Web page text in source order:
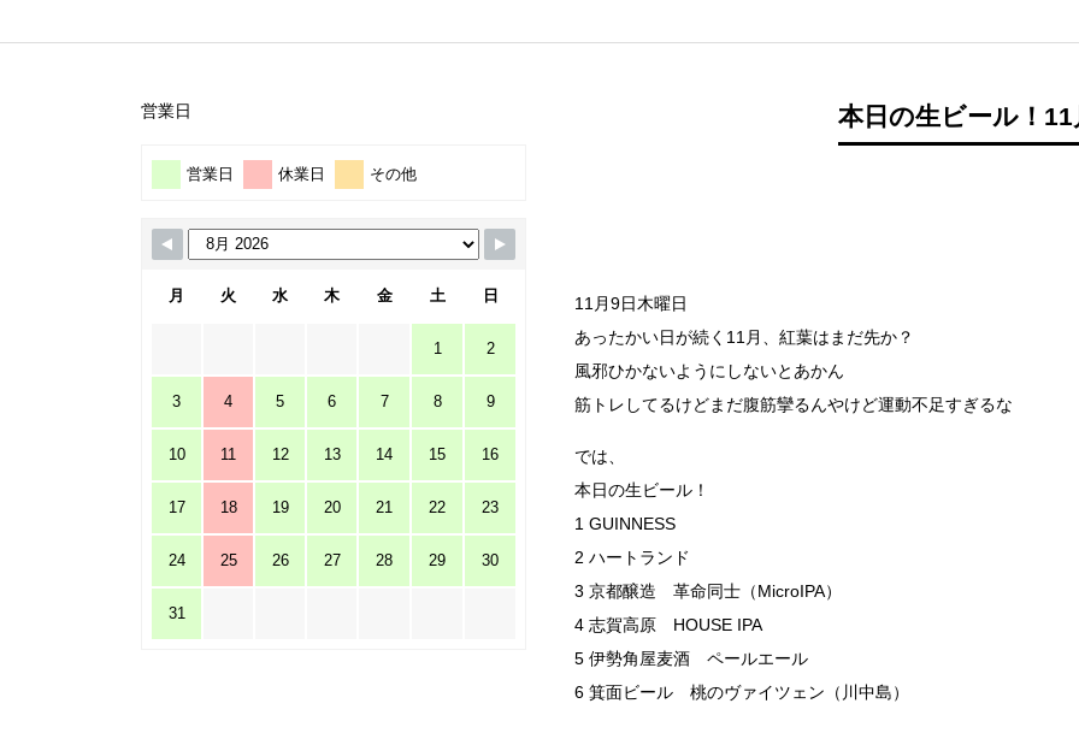
本日の生ビール！11
11月9日木曜日
あったかい日が続く11月、紅葉はまだ先か？
風邪ひかないようにしないとあかん
筋トレしてるけどまだ腹筋攣るんやけど運動不足すぎるな
では、
本日の生ビール！
1 GUINNESS
2 ハートランド
3 京都醸造 革命同士（MicroIPA）
4 志賀高原 HOUSE IPA
5 伊勢角屋麦酒 ペールエール
6 箕面ビール 桃のヴァイツェン（川中島）
営業日
営業日 休業日 その他
月 火 水 木 金 土 日
1 2
3 4 5 6 7 8 9
10 11 12 13 14 15 16
17 18 19 20 21 22 23
24 25 26 27 28 29 30
31